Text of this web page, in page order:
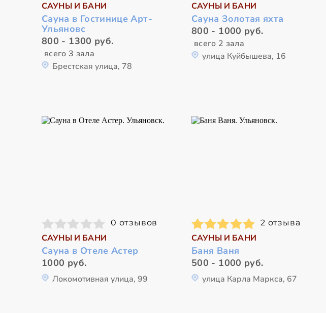
САУНЫ И БАНИ
Сауна в Гостинице Арт-
Ульяновс
800 - 1300 руб.
всего 3 зала
Брестская улица, 78
САУНЫ И БАНИ
Сауна Золотая яхта
800 - 1000 руб.
всего 2 зала
улица Куйбышева, 16
0 отзывов
САУНЫ И БАНИ
Сауна в Отеле Астер
1000 руб.
Локомотивная улица, 99
2 отзыва
САУНЫ И БАНИ
Баня Ваня
500 - 1000 руб.
улица Карла Маркса, 67